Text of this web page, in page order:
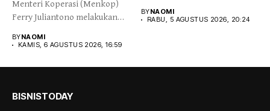
Menteri Koperasi (Menkop)
Ferry Juliantono melakukan
BYNAOMI
KAMIS, 6 AGUSTUS 2026, 16:59
BYNAOMI
RABU, 5 AGUSTUS 2026, 20:24
BISNISTODAY